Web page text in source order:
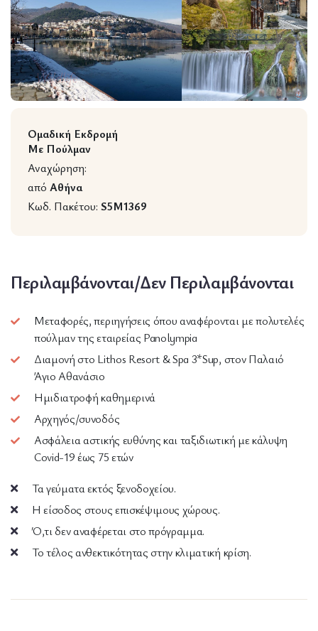
Wildlife
Ομαδική Εκδρομή
Με Πούλμαν
Αναχώρηση:
από Αθήνα
Κωδ. Πακέτου: S5M1369
Περιλαμβάνονται/Δεν Περιλαμβάνονται
Μεταφορές, περιηγήσεις όπου αναφέρονται με πολυτελές
πούλμαν της εταιρείας Panolympia
Διαμονή στο Lithos Resort & Spa 3*Sup, στον Παλαιό
Άγιο Αθανάσιο
Ημιδιατροφή καθημερινά
Αρχηγός/συνοδός
Ασφάλεια αστικής ευθύνης και ταξιδιωτική με κάλυψη
Covid-19 έως 75 ετών
Τα γεύματα εκτός ξενοδοχείου.
Η είσοδος στους επισκέψιμους χώρους.
Ό,τι δεν αναφέρεται στο πρόγραμμα.
Το τέλος ανθεκτικότητας στην κλιματική κρίση.